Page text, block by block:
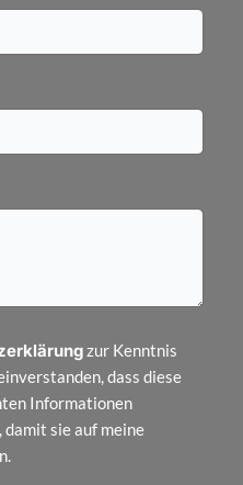
zur Kenntnis
dass diese
Informationen
sie auf meine